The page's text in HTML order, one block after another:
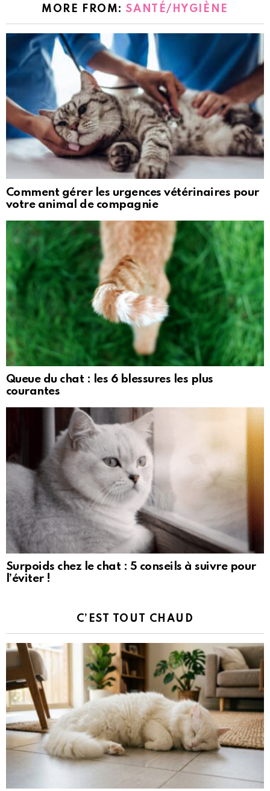
MORE FROM:SANTÉ/HYGIÈNE
Comment gérer les urgences vétérinaires pour
votre animal de compagnie
Queue du chat : les 6 blessures les plus
courantes
Surpoids chez le chat : 5 conseils à suivre pour
l’éviter !
C’EST TOUT CHAUD